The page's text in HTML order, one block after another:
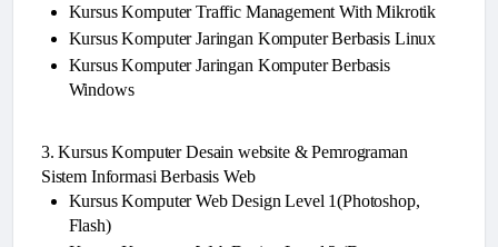
Kursus Komputer Traffic Management With Mikrotik
Kursus Komputer Jaringan Komputer Berbasis Linux
Kursus Komputer Jaringan Komputer Berbasis
Windows
3. Kursus Komputer Desain website & Pemrograman
Sistem Informasi Berbasis Web
Kursus Komputer Web Design Level 1(Photoshop,
Flash)